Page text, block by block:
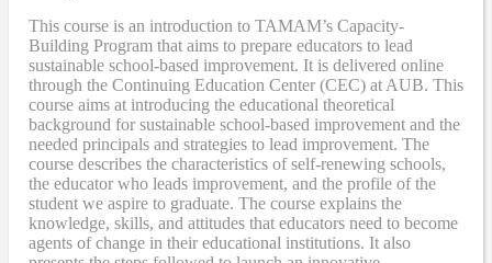
This course is an introduction to TAMAM’s Capacity-
Building Program that aims to prepare educators to lead
sustainable school-based improvement. It is delivered online
through the Continuing Education Center (CEC) at AUB. This
course aims at introducing the educational theoretical
background for sustainable school-based improvement and the
needed principals and strategies to lead improvement. The
course describes the characteristics of self-renewing schools,
the educator who leads improvement, and the profile of the
student we aspire to graduate. The course explains the
knowledge, skills, and attitudes that educators need to become
agents of change in their educational institutions. It also